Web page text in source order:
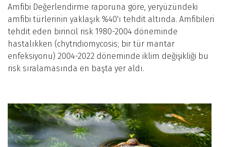
Amfibi Değerlendirme raporuna göre, yeryüzündeki
amfibi türlerinin yaklaşık %40'ı tehdit altında. Amfibileri
tehdit eden birincil risk 1980-2004 döneminde
hastalıkken (chytridiomycosis; bir tür mantar
enfeksiyonu) 2004-2022 döneminde iklim değişikliği bu
risk sıralamasında en başta yer aldı.